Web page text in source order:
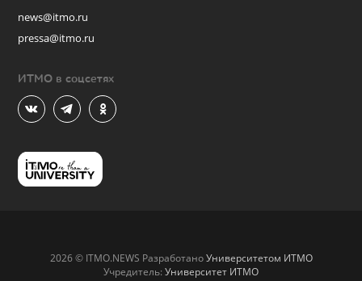
news@itmo.ru
pressa@itmo.ru
ИТМО в соцсетях
2026 © ITMO.NEWS РазработаноУниверситетом ИТМО
Учредитель: Университет ИТМО